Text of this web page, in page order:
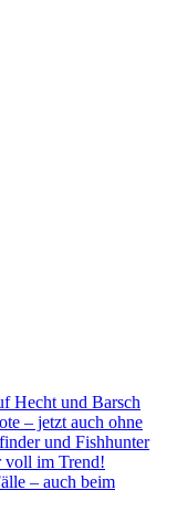
Hecht und Barsch
– jetzt auch ohne
und Fishhunter
voll im Trend!
– auch beim